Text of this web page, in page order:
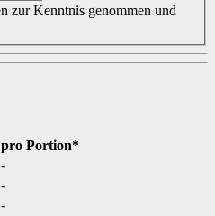
pro Portion*
-
-
-